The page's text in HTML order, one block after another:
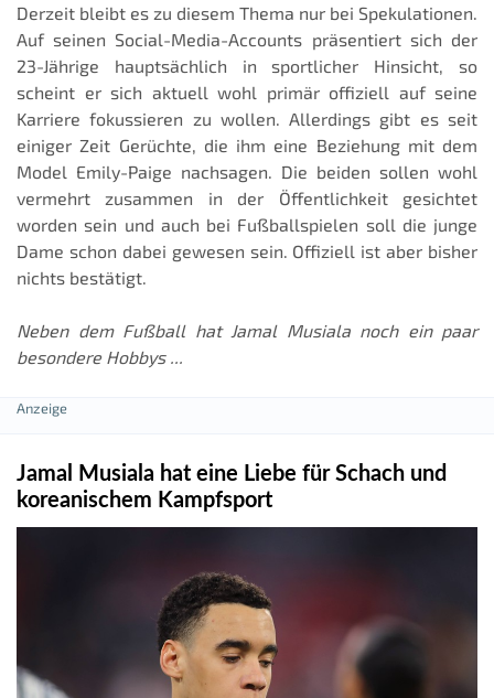
Derzeit bleibt es zu diesem Thema nur bei Spekulationen.
Auf seinen Social-Media-Accounts präsentiert sich der
23-Jährige hauptsächlich in sportlicher Hinsicht, so
scheint er sich aktuell wohl primär offiziell auf seine
Karriere fokussieren zu wollen. Allerdings gibt es seit
einiger Zeit Gerüchte, die ihm eine Beziehung mit dem
Model Emily-Paige nachsagen. Die beiden sollen wohl
vermehrt zusammen in der Öffentlichkeit gesichtet
worden sein und auch bei Fußballspielen soll die junge
Dame schon dabei gewesen sein. Offiziell ist aber bisher
nichts bestätigt.
Neben dem Fußball hat Jamal Musiala noch ein paar
besondere Hobbys ...
Jamal Musiala hat eine Liebe für Schach und
koreanischem Kampfsport